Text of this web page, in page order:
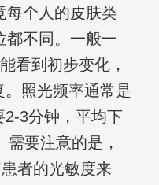
每个人的皮肤类
都不同。一般一
看到初步变化，
照光频率通常是
3分钟，平均下
要注意的是，
者的光敏度来